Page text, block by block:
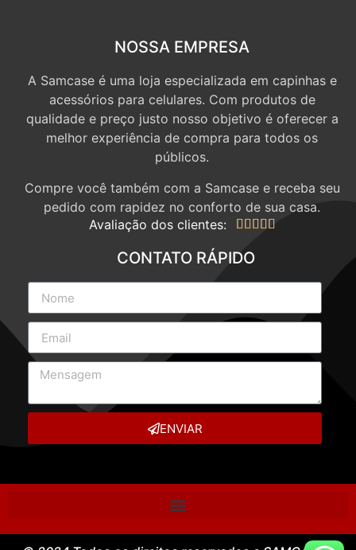
NOSSA EMPRESA
A Samcase é uma loja especializada em capinhas e
acessórios para celulares. Com produtos de
qualidade e preço justo nosso objetivo é oferecer a
melhor experiência de compra para todos os
públicos.
Compre você também com a Samcase e receba seu
pedido com rapidez no conforto de sua casa.
Avaliação dos clientes:
    
CONTATO RÁPIDO
ENVIAR